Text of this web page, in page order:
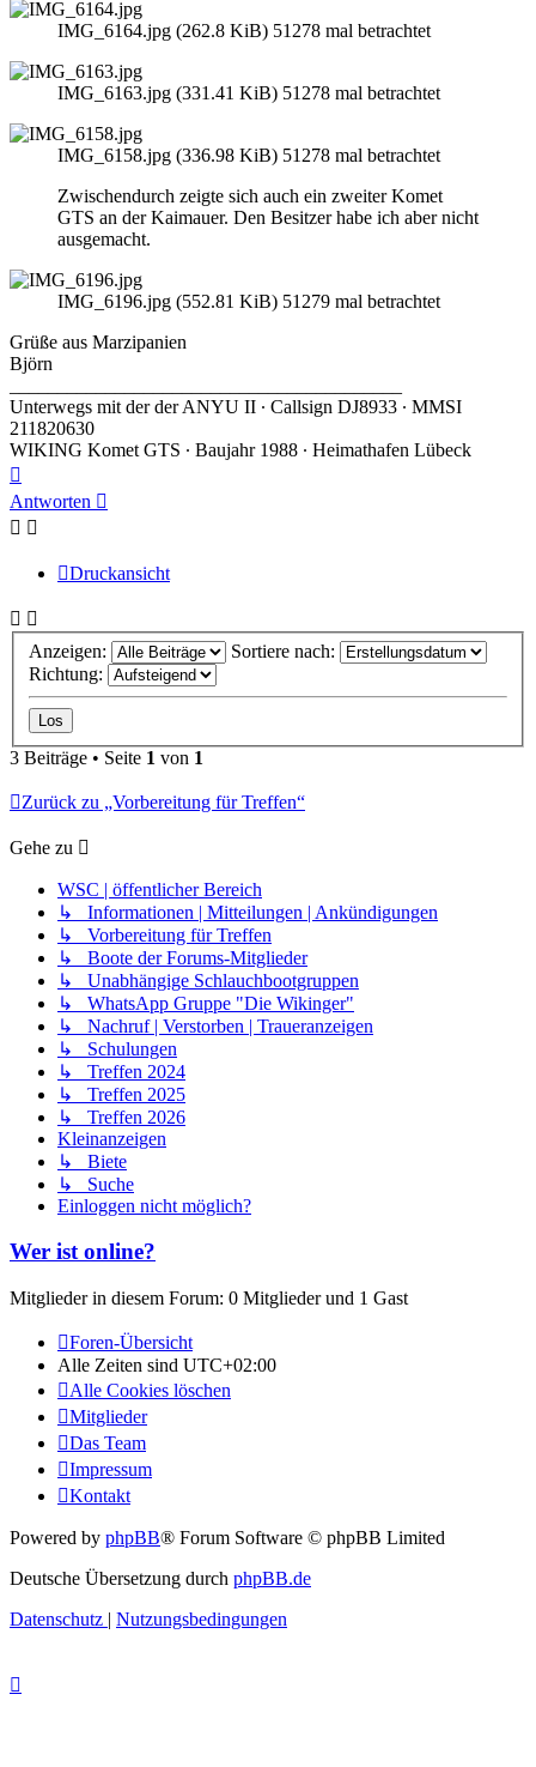
IMG_6164.jpg (262.8 KiB) 51278 mal betrachtet
IMG_6163.jpg (331.41 KiB) 51278 mal betrachtet
IMG_6158.jpg (336.98 KiB) 51278 mal betrachtet
Zwischendurch zeigte sich auch ein zweiter Komet
GTS an der Kaimauer. Den Besitzer habe ich aber nicht
ausgemacht.
IMG_6196.jpg (552.81 KiB) 51279 mal betrachtet
Grüße aus Marzipanien
Björn
Unterwegs mit der der ANYU II ∙ Callsign DJ8933 ∙ MMSI
211820630
WIKING Komet GTS ∙ Baujahr 1988 ∙ Heimathafen Lübeck
oben
Antworten
Druckansicht
Anzeigen:
Sortiere nach:
Richtung:
3 Beiträge • Seite 1 von 1
Zurück zu „Vorbereitung für Treffen“
Gehe zu
WSC | öffentlicher Bereich
↳ Informationen | Mitteilungen | Ankündigungen
↳ Vorbereitung für Treffen
↳ Boote der Forums-Mitglieder
↳ Unabhängige Schlauchbootgruppen
↳ WhatsApp Gruppe "Die Wikinger"
↳ Nachruf | Verstorben | Traueranzeigen
↳ Schulungen
↳ Treffen 2024
↳ Treffen 2025
↳ Treffen 2026
Kleinanzeigen
↳ Biete
↳ Suche
Einloggen nicht möglich?
Wer ist online?
Mitglieder in diesem Forum: 0 Mitglieder und 1 Gast
Foren-Übersicht
Alle Zeiten sind UTC+02:00
Alle Cookies löschen
Mitglieder
Das Team
Impressum
Kontakt
Powered by phpBB® Forum Software © phpBB Limited
Deutsche Übersetzung durch phpBB.de
Datenschutz | Nutzungsbedingungen